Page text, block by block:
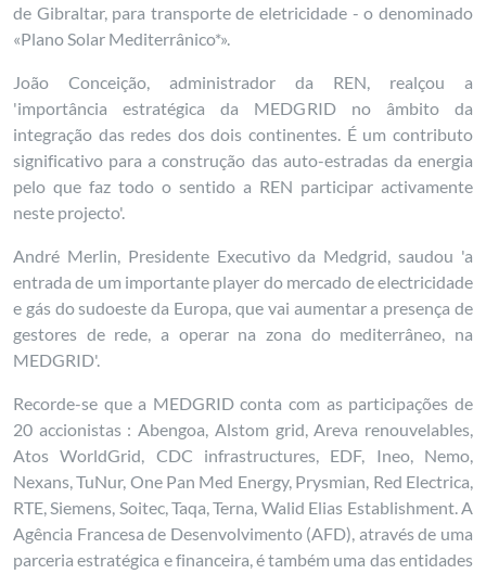
de Gibraltar, para transporte de eletricidade - o denominado
«Plano Solar Mediterrânico*».
João Conceição, administrador da REN, realçou a
'importância estratégica da MEDGRID no âmbito da
integração das redes dos dois continentes. É um contributo
significativo para a construção das auto-estradas da energia
pelo que faz todo o sentido a REN participar activamente
neste projecto'.
André Merlin, Presidente Executivo da Medgrid, saudou 'a
entrada de um importante player do mercado de electricidade
e gás do sudoeste da Europa, que vai aumentar a presença de
gestores de rede, a operar na zona do mediterrâneo, na
MEDGRID'.
Recorde-se que a MEDGRID conta com as participações de
20 accionistas : Abengoa, Alstom grid, Areva renouvelables,
Atos WorldGrid, CDC infrastructures, EDF, Ineo, Nemo,
Nexans, TuNur, One Pan Med Energy, Prysmian, Red Electrica,
RTE, Siemens, Soitec, Taqa, Terna, Walid Elias Establishment. A
Agência Francesa de Desenvolvimento (AFD), através de uma
parceria estratégica e financeira, é também uma das entidades